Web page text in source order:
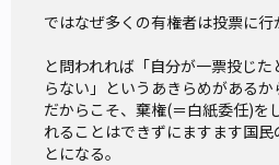
ではなぜ多くの有権者は投票に行
と問われれば「自分が一票投じ
らない」というあきらめがあるか
だからこそ、棄権(＝白紙委任)を
れることはできずにますます国
とになる。